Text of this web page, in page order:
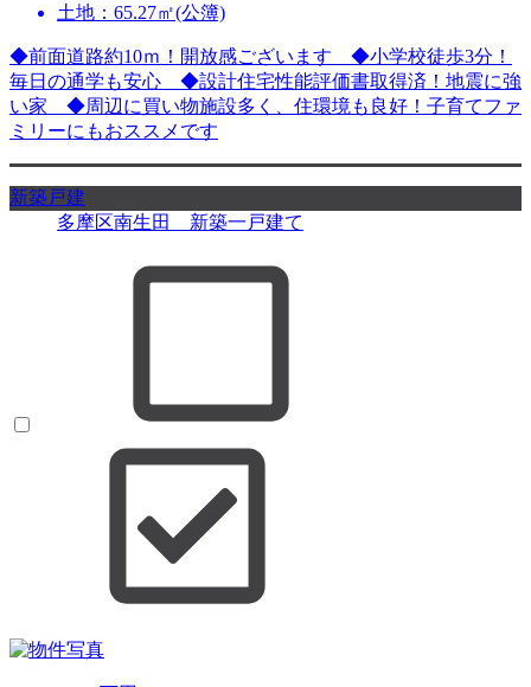
土地：65.27㎡(公簿)
◆前面道路約10ｍ！開放感ございます ◆小学校徒歩3分！
毎日の通学も安心 ◆設計住宅性能評価書取得済！地震に強
い家 ◆周辺に買い物施設多く、住環境も良好！子育てファ
ミリーにもおススメです
新築戸建
多摩区南生田 新築一戸建て